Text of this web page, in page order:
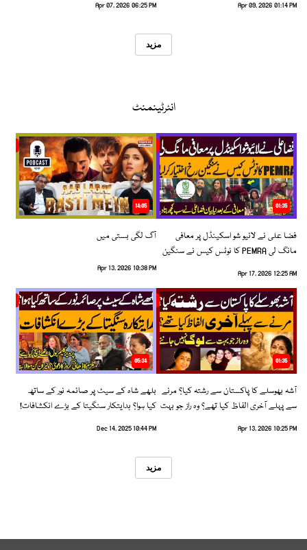
Apr 09, 2026 01:14 PM
Apr 07, 2026 06:25 PM
مزید
انٹرٹینمنٹ
01:35
فضا علی نے لائیو شو اسکینڈل پر معافی
مانگ لی PEMRA کا نوٹس کیس نے سنگین
Apr 17, 2026 12:25 AM
14:05
آگ لگی بستی میں
Apr 13, 2026 10:38 PM
01:35
آشہ بھوسلے کا پاکستان سے رشتہ کیا؟ مرنے
سے پہلے آخری الفاظ کیا تھے؟ وہ راز جو بہت
Apr 13, 2026 10:25 PM
05:34
بلھے شاہ کے سیٹ پر صائمہ نور کے ساتھ
کیا ہوا؟ ہدایتکار سنگیتا کے بڑے انکشافات!
Dec 14, 2025 10:44 PM
مزید